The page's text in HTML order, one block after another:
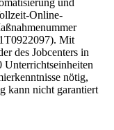
Online-
Mit
des Jobcenters in
nötig,
kann nicht garantiert